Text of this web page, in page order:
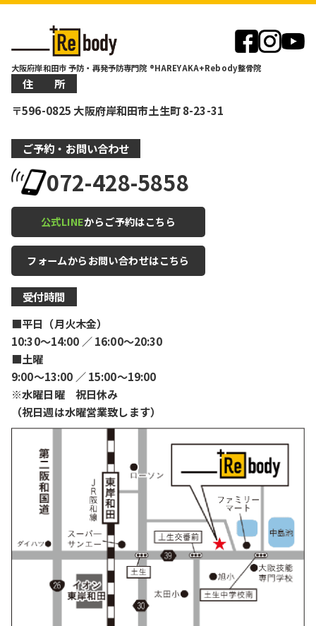
大阪府岸和田市 予防・再発予防専門院 ®HAREYAKA+Rebody整骨院
住 所
〒596-0825 大阪府岸和田市土生町 8-23-31
ご予約・お問い合わせ
072-428-5858
公式LINEからご予約はこちら
フォームからお問い合わせはこちら
受付時間
■平日（月火木金）
10:30〜14:00 ／ 16:00〜20:30
■土曜
9:00〜13:00 ／ 15:00〜19:00
※水曜日曜 祝日休み
（祝日週は水曜営業致します）